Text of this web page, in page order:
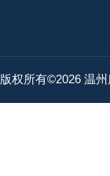
版权所有©2026 温